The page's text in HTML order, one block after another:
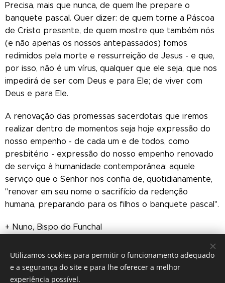
Precisa, mais que nunca, de quem lhe prepare o
banquete pascal. Quer dizer: de quem torne a Páscoa
de Cristo presente, de quem mostre que também nós
(e não apenas os nossos antepassados) fomos
redimidos pela morte e ressurreição de Jesus - e que,
por isso, não é um vírus, qualquer que ele seja, que nos
impedirá de ser com Deus e para Ele; de viver com
Deus e para Ele.
A renovação das promessas sacerdotais que iremos
realizar dentro de momentos seja hoje expressão do
nosso empenho - de cada um e de todos, como
presbitério - expressão do nosso empenho renovado
de serviço à humanidade contemporânea: aquele
serviço que o Senhor nos confia de, quotidianamente,
"renovar em seu nome o sacrifício da redenção
humana, preparando para os filhos o banquete pascal".
+ Nuno, Bispo do Funchal
Utilizamos cookies para permitir o funcionamento adequado
e a segurança do site e para lhe oferecer a melhor
experiência possível.